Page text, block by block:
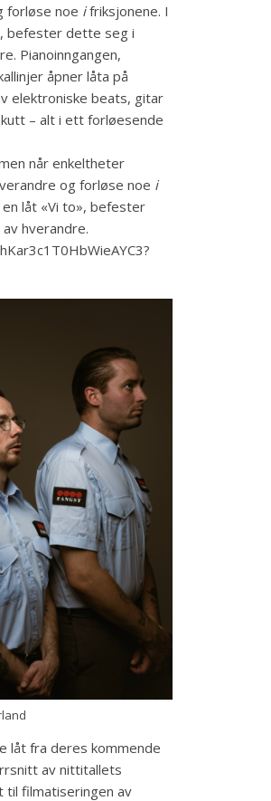
forløse noe ifriksjonene. I
befester dette seg i
Pianoinngangen,
åpner låta på
elektroniske beats, gitar
– alt i ett forløesende
når enkeltheter
og forløse noe i
låt «Vi to», befester
hverandre.
låt fra deres kommende
av nittitallets
til filmatiseringen av